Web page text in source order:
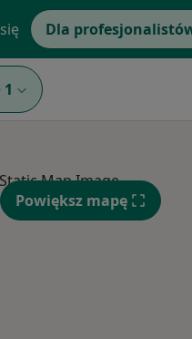
Dla
1
Powiększ mapę